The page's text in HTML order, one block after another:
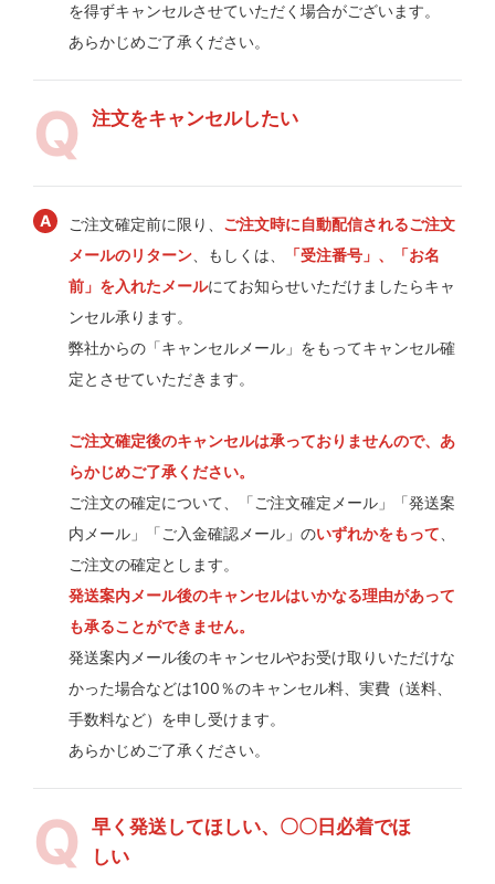
を得ずキャンセルさせていただく場合がございます。
あらかじめご了承ください。
注文をキャンセルしたい
ご注文確定前に限り、 ご注文時に自動配信されるご注文
メールのリターン 、もしくは、
「受注番号」、「お名
前」を入れたメールにてお知らせいただけましたらキャ
ンセル承ります。
弊社からの「キャンセルメール」をもってキャンセル確
定とさせていただきます。
ご注文確定後のキャンセルは承っておりませんので、あ
らかじめご了承ください。
ご注文の確定について、「ご注文確定メール」「発送案
内メール」「ご入金確認メール」のいずれかをもって
ご注文の確定とします。
発送案内メール後のキャンセルはいかなる理由があって
も承ることができません。
発送案内メール後のキャンセルやお受け取りいただけな
かった場合などは100％のキャンセル料、実費（送料、
手数料など）を申し受けます。
あらかじめご了承ください。
早く発送してほしい、〇〇日必着でほ
しい